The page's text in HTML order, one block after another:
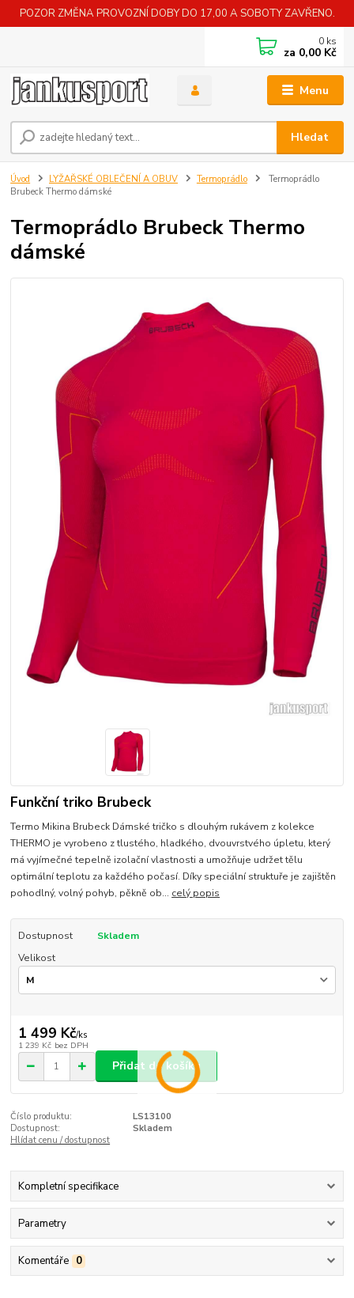
POZOR ZMĚNA PROVOZNÍ DOBY DO 17,00 A SOBOTY ZAVŘENO.
Menu
Hledat
0 ks
za 0,00 Kč
Úvod LYŽAŘSKÉ OBLEČENÍ A OBUV Termoprádlo
Termoprádlo
Brubeck Thermo dámské
Termoprádlo Brubeck Thermo
dámské
Funkční triko Brubeck
Termo Mikina Brubeck Dámské tričko s dlouhým rukávem z kolekce
THERMO je vyrobeno z tlustého, hladkého, dvouvrstvého úpletu, který
má vyjímečné tepelně izolační vlastnosti a umožňuje udržet tělu
optimální teplotu za každého počasí. Díky speciální struktuře je zajištěn
pohodlný, volný pohyb, pěkně ob... celý popis
Dostupnost
Skladem
Velikost
1 499 Kč/ks
1 239 Kč bez DPH
Přidat do košíku
Číslo produktu:
LS13100
Dostupnost:
Skladem
Hlídat cenu / dostupnost
Kompletní specifikace
Parametry
Komentáře 0